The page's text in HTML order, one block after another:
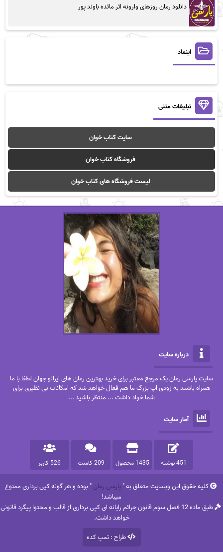
دانلود رمان روزهای وارونه اثر مائده باوند پور
اینماد
تبلیغات متنی
سایت کتاب خوان
فروشگاه کتاب خوان
لیست فروشگاه های کتاب خوان
درباره سایت
سایت پارسی رمان یک مرجع معتبر برای خرید بهترین رمان های ایرانو جهان لطفا با ما
همراه باشید به زودی اپ بزرگ ما هم فعال خواهد شد که امکانات بی نظیری برای
شما خواد داشت ... منتظر باشید ...
آمار سایت
451 نوشته 1435 محصول 209 کامنت 526 کاربر
کلیه حقوق این وبسایت متعلق به "پارسی رمان" بوده و هر گونه کپی برداری ممنوع
میباشد!
طبق ماده 12 فصل سوم قانون جرائم رایانه ای کپی برداری از قالب و محتوا پیگرد قانونی
خواهد داشت.
طراح : تمپ کده